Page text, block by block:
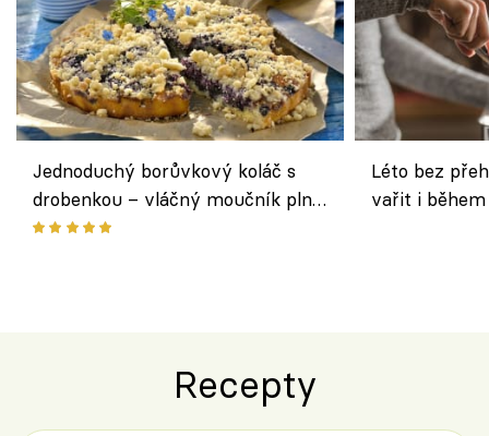
Jednoduchý borůvkový koláč s
drobenkou – vláčný moučník plný
ovoce
Léto bez
vařit i
Recepty